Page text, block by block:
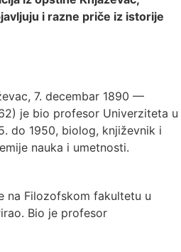
i razne priče iz istorije
7. decembar 1890 —
je bio profesor Univerziteta u
do 1950, biolog, književnik i
nauka i umetnosti.
na Filozofskom fakultetu u
Bio je profesor